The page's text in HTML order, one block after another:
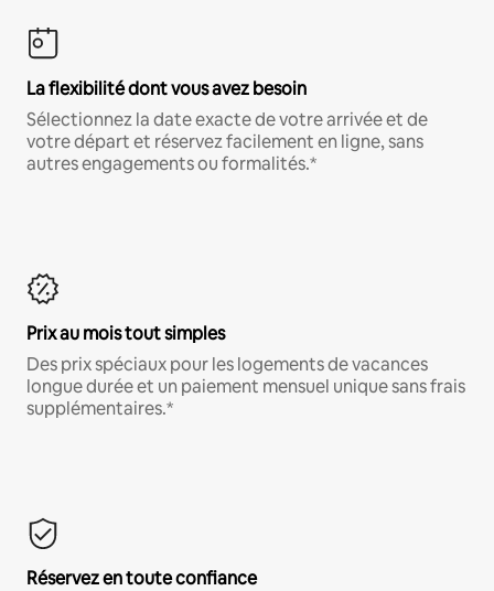
La flexibilité dont vous avez besoin
Sélectionnez la date exacte de votre arrivée et de
votre départ et réservez facilement en ligne, sans
autres engagements ou formalités.*
Prix au mois tout simples
Des prix spéciaux pour les logements de vacances
longue durée et un paiement mensuel unique sans frais
supplémentaires.*
Réservez en toute confiance